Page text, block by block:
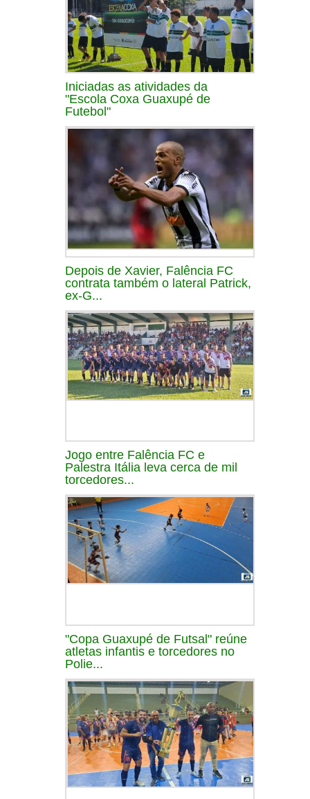
Iniciadas as atividades da
"Escola Coxa Guaxupé de
Futebol"
Depois de Xavier, Falência FC
contrata também o lateral Patrick,
ex-G...
Jogo entre Falência FC e
Palestra Itália leva cerca de mil
torcedores...
"Copa Guaxupé de Futsal" reúne
atletas infantis e torcedores no
Polie...